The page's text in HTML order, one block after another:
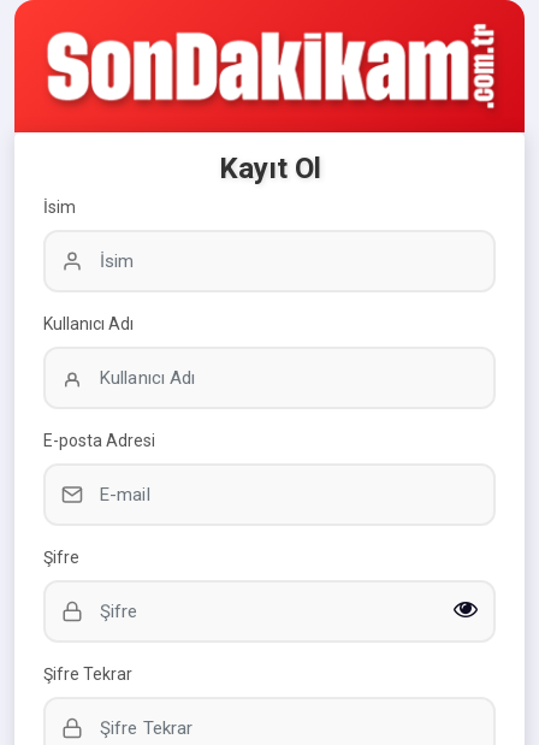
Kayıt Ol
İsim
Kullanıcı Adı
E-posta Adresi
Şifre
Şifre Tekrar